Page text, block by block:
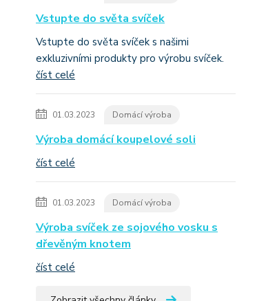
Vstupte do světa svíček
Vstupte do světa svíček s našimi
exkluzivními produkty pro výrobu svíček.
číst celé
01.03.2023 Domácí výroba
Výroba domácí koupelové soli
číst celé
01.03.2023 Domácí výroba
Výroba svíček ze sojového vosku s
dřevěným knotem
číst celé